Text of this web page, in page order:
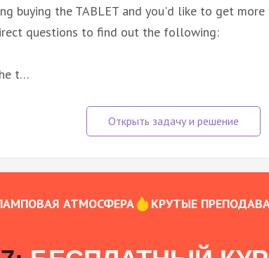
buying the TABLET and you'd like to get
questions to find out the following:
t…
АТМОСФЕРА КРУТЫЕ